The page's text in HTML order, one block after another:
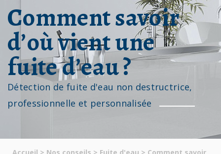
Comment savoir
d’où vient une
fuite d’eau ?
Détection de fuite d'eau non destructrice,
professionnelle et personnalisée